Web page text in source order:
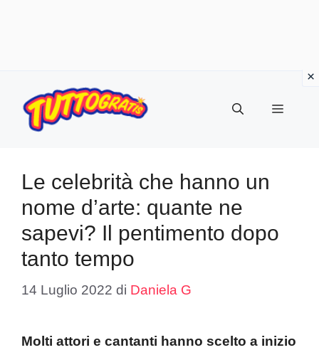
contenuto
Menu
Le celebrità che hanno un
nome d’arte: quante ne
sapevi? Il pentimento dopo
tanto tempo
14 Luglio 2022 di Daniela G
Molti attori e cantanti hanno scelto a inizio